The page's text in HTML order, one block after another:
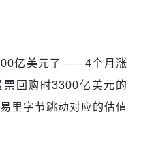
亿美元了——4个月涨
回购时3300亿美元的
里字节跳动对应的估值